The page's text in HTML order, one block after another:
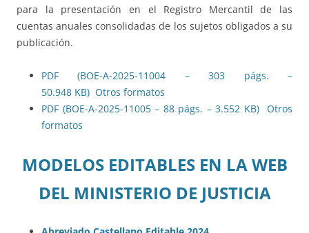
para la presentación en el Registro Mercantil de las
cuentas anuales consolidadas de los sujetos obligados a su
publicación.
PDF (BOE-A-2025-11004 – 303 págs. –
50.948 KB) Otros formatos
PDF (BOE-A-2025-11005 – 88 págs. – 3.552 KB) Otros
formatos
MODELOS EDITABLES EN LA WEB
DEL MINISTERIO DE JUSTICIA